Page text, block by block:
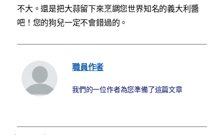
不大。還是把大蒜留下來烹調您世界知名的義大利醬
吧！您的狗兒一定不會錯過的。
職員作者
我們的一位作者為您準備了這篇文章